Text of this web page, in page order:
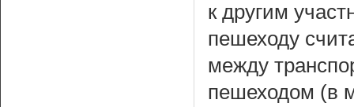
к другим
пешеходу
между
пешеходом (в